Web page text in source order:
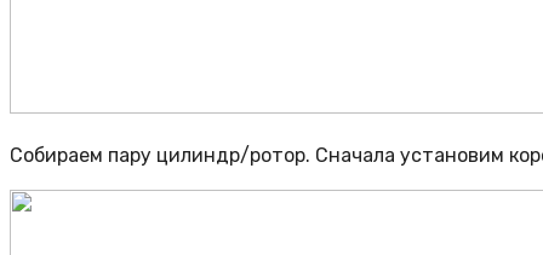
Собираем пару цилиндр/ротор. Сначала установим